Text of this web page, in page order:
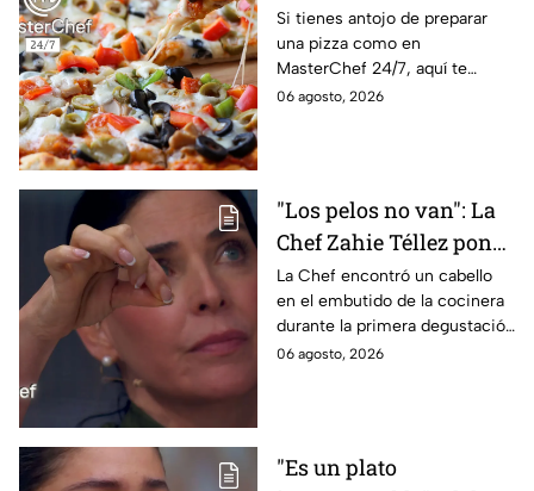
quesos para preparar
pizza en casa?
Si tienes antojo de preparar
una pizza como en
MasterChef 24/7, aquí te
contamos todo lo que debes
06 agosto, 2026
"Los pelos no van": La
Chef Zahie Téllez pone
en evidencia a Carmen
en la gala de mandiles
negros de MasterChef
24/7
La Chef encontró un cabello
en el embutido de la cocinera
durante la primera degustación
de la noche
06 agosto, 2026
"Es un plato